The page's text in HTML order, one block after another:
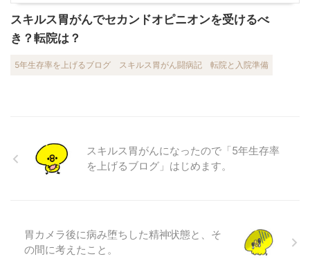
スキルス胃がんでセカンドオピニオンを受けるべ
き？転院は？
5年生存率を上げるブログ スキルス胃がん闘病記 転院と入院準備
スキルス胃がんになったので「5年生存率
を上げるブログ」はじめます。
胃カメラ後に病み堕ちした精神状態と、そ
の間に考えたこと。